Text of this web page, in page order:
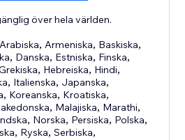
över hela världen.
Arabiska, Armeniska, Baskiska,
, Danska, Estniska, Finska,
, Hebreiska, Hindi,
, Italienska, Japanska,
, Koreanska, Kroatiska,
, Malajiska, Marathi,
, Norska, Persiska, Polska,
, Ryska,Serbiska,